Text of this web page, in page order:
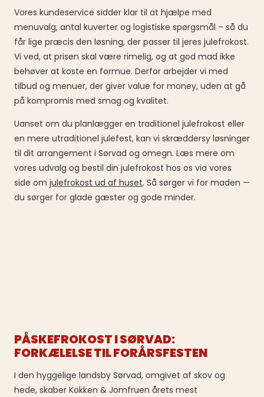
Vores kundeservice sidder klar til at hjælpe med
menuvalg, antal kuverter og logistiske spørgsmål – så du
får lige præcis den løsning, der passer til jeres julefrokost.
Vi ved, at prisen skal være rimelig, og at god mad ikke
behøver at koste en formue. Derfor arbejder vi med
tilbud og menuer, der giver value for money, uden at gå
på kompromis med smag og kvalitet.
Uanset om du planlægger en traditionel julefrokost eller
en mere utraditionel julefest, kan vi skræddersy løsninger
til dit arrangement i Sørvad og omegn. Læs mere om
vores udvalg og bestil din julefrokost hos os via vores
side om julefrokost ud af huset. Så sørger vi for maden —
du sørger for glade gæster og gode minder.
PÅSKEFROKOST I SØRVAD:
FORKÆLELSE TIL FORÅRSFESTEN
I den hyggelige landsby Sørvad, omgivet af skov og
hede, skaber Kokken & Jomfruen årets mest